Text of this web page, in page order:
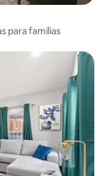
para famílias